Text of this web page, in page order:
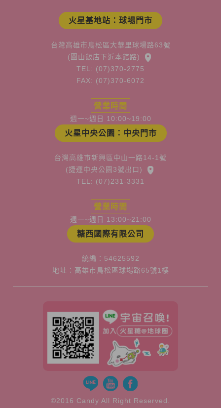
火星基地站：球場門市
台灣高雄市鳥松區大華里球場路63號
(圓山飯店下近本館路)
TEL: (07)370-2775
FAX: (07)370-6072
營業時間
週一~週日 10:00~19:00
火星中央公園：中央門市
台灣高雄市新興區中山一路14-1號
(捷運中央公園3號出口)
TEL: (07)231-3331
營業時間
週一~週日 13:00~21:00
糖西國際有限公司
統編：54625592
地址：高雄市鳥松區球場路65號1樓
©2016 Candy All Right Reserved.